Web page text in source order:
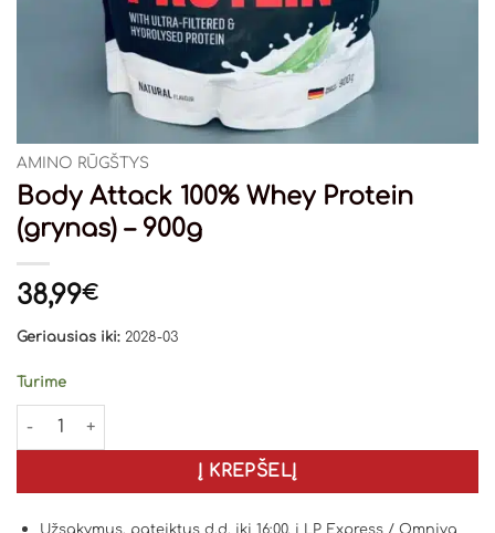
AMINO RŪGŠTYS
Body Attack 100% Whey Protein
(grynas) – 900g
38,99€
Geriausias iki: 2028-03
Turime
produkto kiekis: Body Attack 100% Whey Protein (grynas) -
Į KREPŠELĮ